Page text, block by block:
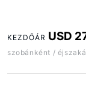
KEZDŐÁR USD
szobánként /